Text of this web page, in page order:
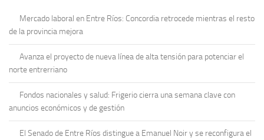
Mercado laboral en Entre Ríos: Concordia retrocede mientras el resto
de la provincia mejora
Avanza el proyecto de nueva línea de alta tensión para potenciar el
norte entrerriano
Fondos nacionales y salud: Frigerio cierra una semana clave con
anuncios económicos y de gestión
El Senado de Entre Ríos distingue a Emanuel Noir y se reconfigura el